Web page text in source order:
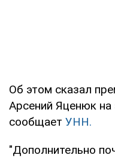
Об этом сказал
Арсений Яценюк на
сообщает УНН.
"Дополнительно